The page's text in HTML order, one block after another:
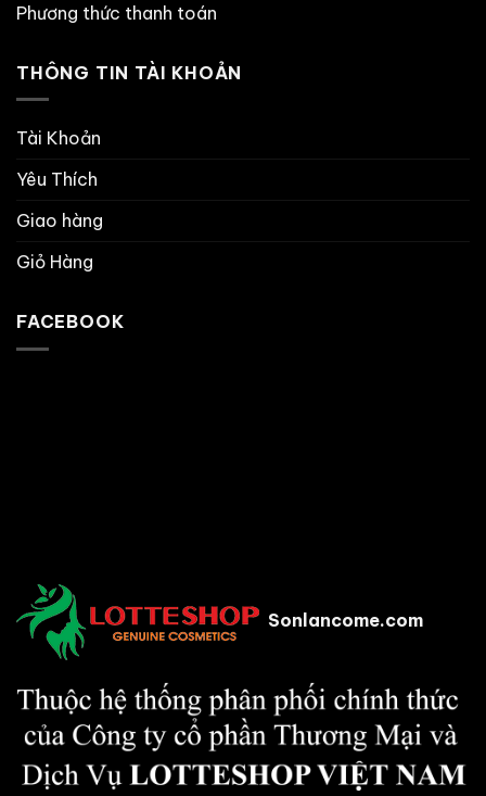
Phương thức thanh toán
THÔNG TIN TÀI KHOẢN
Tài Khoản
Yêu Thích
Giao hàng
Giỏ Hàng
FACEBOOK
Sonlancome.com